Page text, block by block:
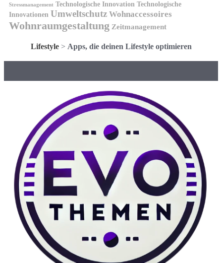
Stressmanagement Technologische Innovation Technologische
Innovationen Umweltschutz Wohnaccessoires
Wohnraumgestaltung Zeitmanagement
Lifestyle> Apps, die deinen Lifestyle optimieren